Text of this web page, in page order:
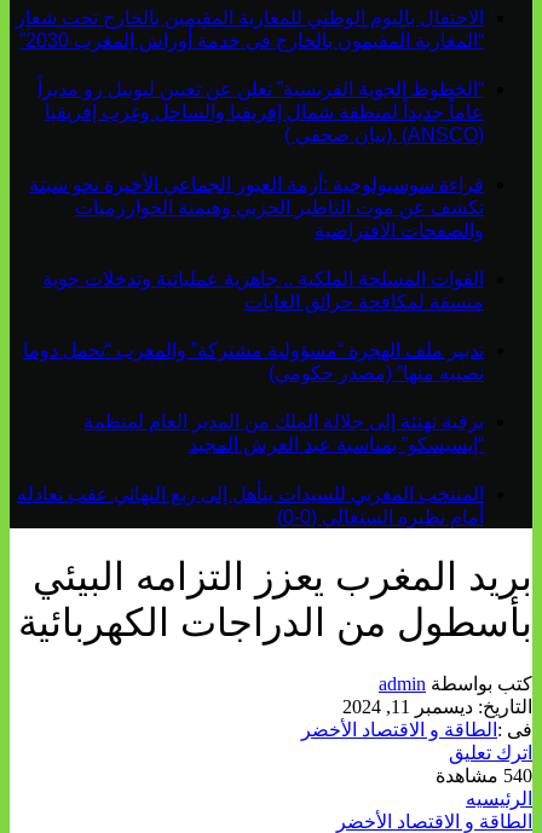
الاحتفال باليوم الوطني للمغاربة المقيمين بالخارج تحت شعار
“المغاربة المقيمون بالخارج في خدمة أوراش المغرب 2030”
“الخطوط الجوية الفرنسية” تعلن عن تعيين ليونيل رو مديراً
عاماً جديداً لمنطقة شمال إفريقيا والساحل وغرب إفريقيا
(ANSCO) .(بيان صحفي )
قراءة سوسيولوجية :أزمة العبور الجماعي الأخيرة نحو سبتة
تكشف عن موت التاطير الحزبي وهيمنة الخوارزميات
والصفحات الافتراضية
القوات المسلحة الملكية .. جاهزية عملياتية وتدخلات جوية
منسقة لمكافحة حرائق الغابات
تدبير ملف الهجرة “مسؤولية مشتركة” والمغرب “تحمل دوما
نصيبه منها” (مصدر حكومي)
برقية تهنئة إلى جلالة الملك من المدير العام لمنظمة
“إيسيسكو” بمناسبة عيد العرش المجيد
المنتخب المغربي للسيدات يتأهل إلى ربع النهائي عقب تعادله
أمام نظيره السنغالي (0-0)
بريد المغرب يعزز التزامه البيئي
بأسطول من الدراجات الكهربائية
كتب بواسطة admin
التاريخ: ديسمبر 11, 2024
فى : الطاقة و الاقتصاد الأخضر
اترك تعليق
540 مشاهدة
الرئيسيه
الطاقة و الاقتصاد الأخضر